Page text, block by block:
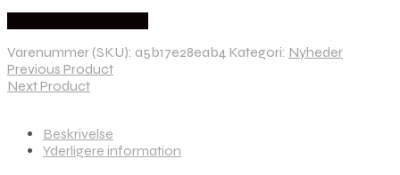
Varenummer (SKU): a5b17e28eab4 Kategori: Nyheder
Previous Product
Next Product
Beskrivelse
Yderligere information